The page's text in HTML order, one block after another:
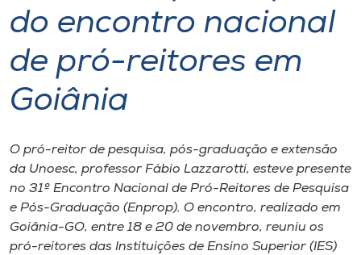
Portal de Ensino
A
Internacionalização
I.nova
do encontro nacional
de pró-reitores em
Goiânia
O pró-reitor de pesquisa, pós-graduação e extensão
da Unoesc, professor Fábio Lazzarotti, esteve presente
no 31º Encontro Nacional de Pró-Reitores de Pesquisa
e Pós-Graduação (Enprop). O encontro, realizado em
Goiânia-GO, entre 18 e 20 de novembro, reuniu os
pró-reitores das Instituições de Ensino Superior (IES)